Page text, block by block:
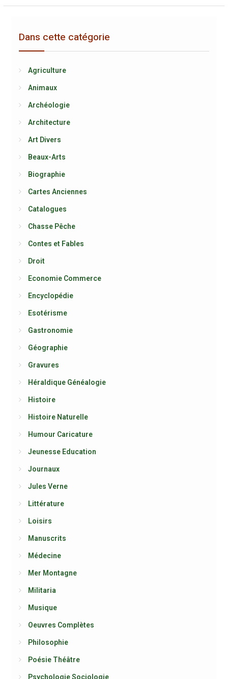
Dans cette catégorie
Agriculture
Animaux
Archéologie
Architecture
Art Divers
Beaux-Arts
Biographie
Cartes Anciennes
Catalogues
Chasse Pêche
Contes et Fables
Droit
Economie Commerce
Encyclopédie
Esotérisme
Gastronomie
Géographie
Gravures
Héraldique Généalogie
Histoire
Histoire Naturelle
Humour Caricature
Jeunesse Education
Journaux
Jules Verne
Littérature
Loisirs
Manuscrits
Médecine
Mer Montagne
Militaria
Musique
Oeuvres Complètes
Philosophie
Poésie Théâtre
Psychologie Sociologie